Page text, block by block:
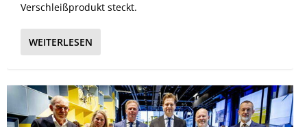
Verschleißprodukt steckt.
WEITERLESEN